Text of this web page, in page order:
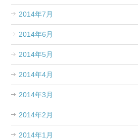
2014年7月
2014年6月
2014年5月
2014年4月
2014年3月
2014年2月
2014年1月